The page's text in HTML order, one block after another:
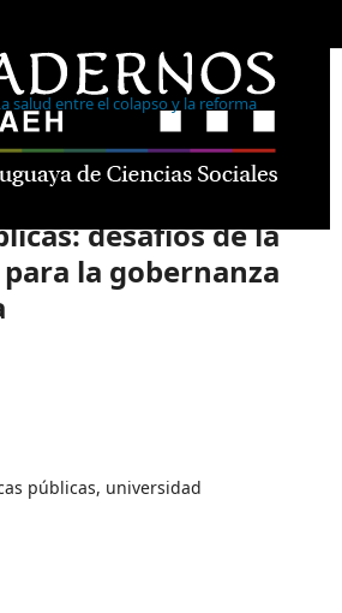
salud entre el colapso y la reforma
conocimiento y
desafíos de la
la gobernanza
públicas, universidad